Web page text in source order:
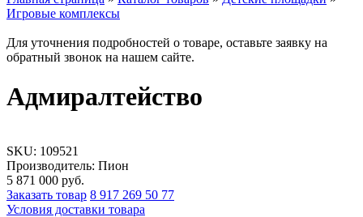
Игровые комплексы
Для уточнения подробностей о товаре, оставьте заявку на
обратный звонок на нашем сайте.
Адмиралтейство
SKU: 109521
Производитель: Пион
5 871 000 руб.
Заказать товар 8 917 269 50 77
Условия доставки товара